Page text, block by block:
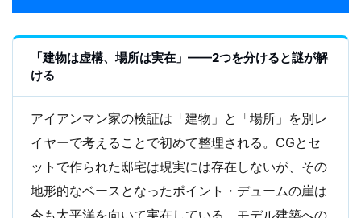
「建物は虚構、場所は実在」——2つを分けると謎が解
ける
アイアンマン家の検証は「建物」と「場所」を別レ
イヤーで考えることで初めて整理される。CGとセ
ットで作られた邸宅は現実には存在しないが、その
地形的なベースとなったポイント・デュームの崖は
今も太平洋を向いて実在している。モデル建築への